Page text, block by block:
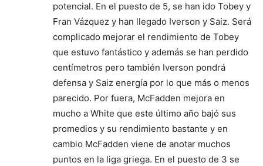
potencial. En el puesto de 5, se han ido Tobey y
Fran Vázquez y han llegado Iverson y Saiz. Será
complicado mejorar el rendimiento de Tobey
que estuvo fantástico y además se han perdido
centímetros pero también Iverson pondrá
defensa y Saiz energía por lo que más o menos
parecido. Por fuera, McFadden mejora en
mucho a White que este último año bajó sus
promedios y su rendimiento bastante y en
cambio McFadden viene de anotar muchos
puntos en la liga griega. En el puesto de 3 se